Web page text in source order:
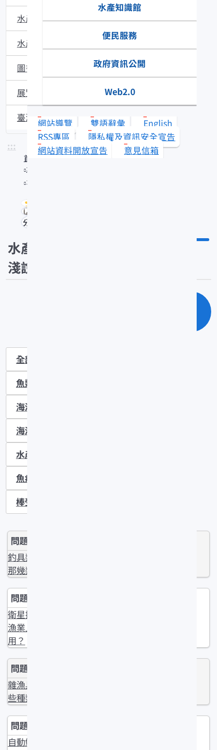
水產知識館
便民服務
政府資訊公開
Web2.0
網站導覽 雙語辭彙
English
RSS專區
隱私權及資訊安全宣告
網站資料開放宣告
意見信箱
水產多媒體
水產食譜
圖書館藏
展覽與活動
臺灣沿近海漁業資源動態
:::
首頁
水產知識館
水產知識淺說
分享
水產知識
淺說
全部
魚類生理
海洋物理
海洋漁場
水產資源
魚病防治
棒受網漁業
釣具類分成
那幾類？
衛星探測在
漁業上的應
用？
雜漁具有那
些種類？
自動魷釣機